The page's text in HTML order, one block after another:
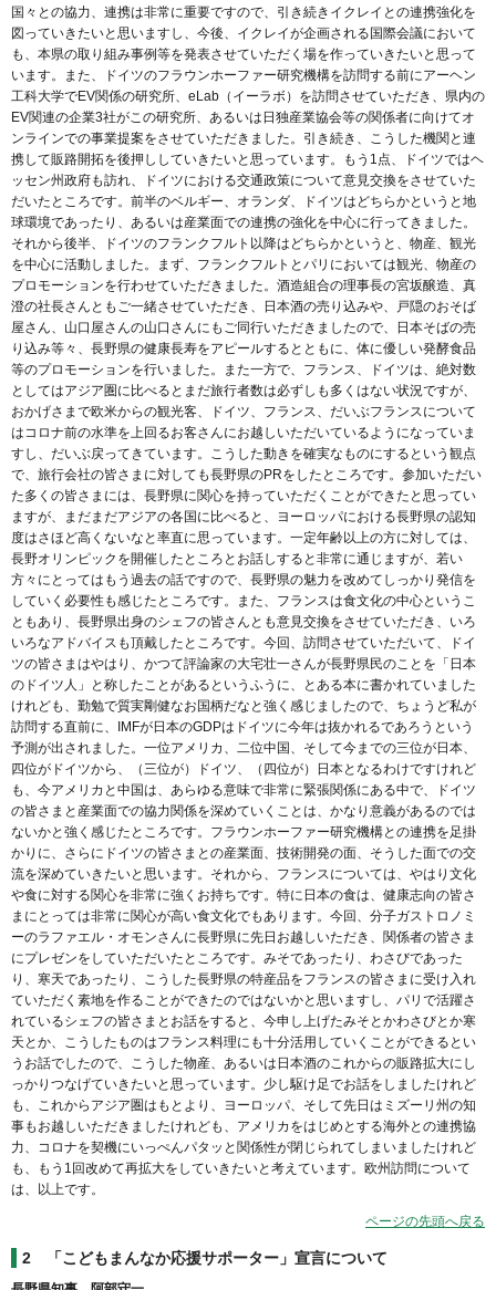
国々との協力、連携は非常に重要ですので、引き続きイクレイとの連携強化を
図っていきたいと思いますし、今後、イクレイが企画される国際会議において
も、本県の取り組み事例等を発表させていただく場を作っていきたいと思って
います。また、ドイツのフラウンホーファー研究機構を訪問する前にアーヘン
工科大学でEV関係の研究所、eLab（イーラボ）を訪問させていただき、県内の
EV関連の企業3社がこの研究所、あるいは日独産業協会等の関係者に向けてオ
ンラインでの事業提案をさせていただきました。引き続き、こうした機関と連
携して販路開拓を後押ししていきたいと思っています。もう1点、ドイツではヘ
ッセン州政府も訪れ、ドイツにおける交通政策について意見交換をさせていた
だいたところです。前半のベルギー、オランダ、ドイツはどちらかというと地
球環境であったり、あるいは産業面での連携の強化を中心に行ってきました。
それから後半、ドイツのフランクフルト以降はどちらかというと、物産、観光
を中心に活動しました。まず、フランクフルトとパリにおいては観光、物産の
プロモーションを行わせていただきました。酒造組合の理事長の宮坂醸造、真
澄の社長さんともご一緒させていただき、日本酒の売り込みや、戸隠のおそば
屋さん、山口屋さんの山口さんにもご同行いただきましたので、日本そばの売
り込み等々、長野県の健康長寿をアピールするとともに、体に優しい発酵食品
等のプロモーションを行いました。また一方で、フランス、ドイツは、絶対数
としてはアジア圏に比べるとまだ旅行者数は必ずしも多くはない状況ですが、
おかげさまで欧米からの観光客、ドイツ、フランス、だいぶフランスについて
はコロナ前の水準を上回るお客さんにお越しいただいているようになっていま
すし、だいぶ戻ってきています。こうした動きを確実なものにするという観点
で、旅行会社の皆さまに対しても長野県のPRをしたところです。参加いただい
た多くの皆さまには、長野県に関心を持っていただくことができたと思ってい
ますが、まだまだアジアの各国に比べると、ヨーロッパにおける長野県の認知
度はさほど高くないなと率直に思っています。一定年齢以上の方に対しては、
長野オリンピックを開催したところとお話しすると非常に通じますが、若い
方々にとってはもう過去の話ですので、長野県の魅力を改めてしっかり発信を
していく必要性も感じたところです。また、フランスは食文化の中心というこ
ともあり、長野県出身のシェフの皆さんとも意見交換をさせていただき、いろ
いろなアドバイスも頂戴したところです。今回、訪問させていただいて、ドイ
ツの皆さまはやはり、かつて評論家の大宅壮一さんが長野県民のことを「日本
のドイツ人」と称したことがあるというふうに、とある本に書かれていました
けれども、勤勉で質実剛健なお国柄だなと強く感じましたので、ちょうど私が
訪問する直前に、IMFが日本のGDPはドイツに今年は抜かれるであろうという
予測が出されました。一位アメリカ、二位中国、そして今までの三位が日本、
四位がドイツから、（三位が）ドイツ、（四位が）日本となるわけですけれど
も、今アメリカと中国は、あらゆる意味で非常に緊張関係にある中で、ドイツ
の皆さまと産業面での協力関係を深めていくことは、かなり意義があるのでは
ないかと強く感じたところです。フラウンホーファー研究機構との連携を足掛
かりに、さらにドイツの皆さまとの産業面、技術開発の面、そうした面での交
流を深めていきたいと思います。それから、フランスについては、やはり文化
や食に対する関心を非常に強くお持ちです。特に日本の食は、健康志向の皆さ
まにとっては非常に関心が高い食文化でもあります。今回、分子ガストロノミ
ーのラファエル・オモンさんに長野県に先日お越しいただき、関係者の皆さま
にプレゼンをしていただいたところです。みそであったり、わさびであった
り、寒天であったり、こうした長野県の特産品をフランスの皆さまに受け入れ
ていただく素地を作ることができたのではないかと思いますし、パリで活躍さ
れているシェフの皆さまとお話をすると、今申し上げたみそとかわさびとか寒
天とか、こうしたものはフランス料理にも十分活用していくことができるとい
うお話でしたので、こうした物産、あるいは日本酒のこれからの販路拡大にし
っかりつなげていきたいと思っています。少し駆け足でお話をしましたけれど
も、これからアジア圏はもとより、ヨーロッパ、そして先日はミズーリ州の知
事もお越しいただきましたけれども、アメリカをはじめとする海外との連携協
力、コロナを契機にいっぺんパタッと関係性が閉じられてしまいましたけれど
も、もう1回改めて再拡大をしていきたいと考えています。欧州訪問について
は、以上です。
ページの先頭へ戻る
2 「こどもまんなか応援サポーター」宣言について